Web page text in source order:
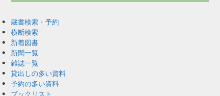
蔵書検索・予約
横断検索
新着図書
新聞一覧
雑誌一覧
貸出しの多い資料
予約の多い資料
ブックリスト